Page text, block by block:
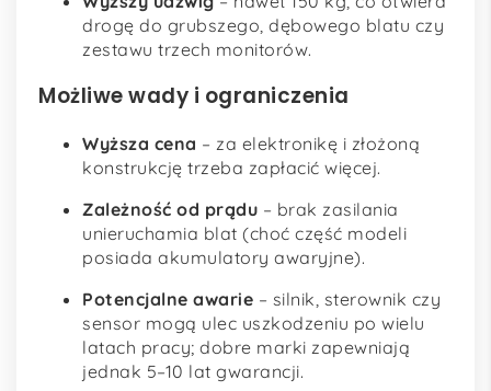
drogę do grubszego, dębowego blatu czy
zestawu trzech monitorów.
Możliwe wady i ograniczenia
Wyższa cena – za elektronikę i złożoną
konstrukcję trzeba zapłacić więcej.
Zależność od prądu – brak zasilania
unieruchamia blat (choć część modeli
posiada akumulatory awaryjne).
Potencjalne awarie – silnik, sterownik czy
sensor mogą ulec uszkodzeniu po wielu
latach pracy; dobre marki zapewniają
jednak 5–10 lat gwarancji.